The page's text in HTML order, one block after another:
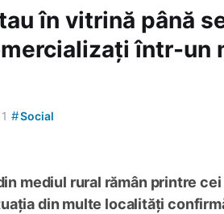
în vitrină până
într-un
#Social
mediul rural rămân printre
din multe localități